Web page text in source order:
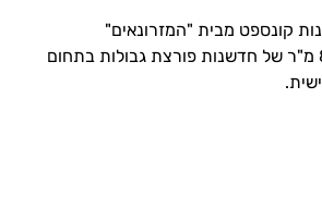
קונספט מבית "המזרונאים"
המשתרעת על 800 מ"ר של חדשנות פורצת גבולות בתחום